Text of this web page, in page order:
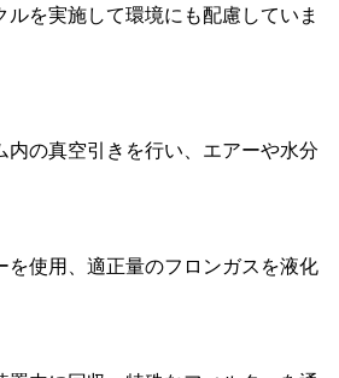
ルを実施して環境にも配慮していま
内の真空引きを行い、エアーや水分
を使用、適正量のフロンガスを液化